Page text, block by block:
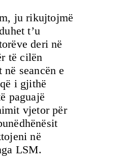
ju rikujtojmë
t’u
deri në
të cilën
seancën e
i gjithë
paguajë
vjetor për
në
LSM.